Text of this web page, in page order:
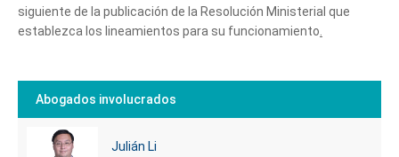
siguiente de la publicación de la Resolución Ministerial que
establezca los lineamientos para su funcionamiento
Abogados involucrados
Julián Li